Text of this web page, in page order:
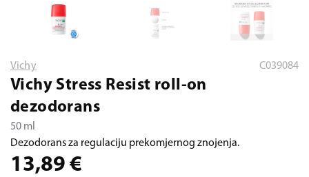
Vichy C039084
Vichy Stress Resist roll-on
dezodorans
50 ml
Dezodorans za regulaciju prekomjernog znojenja.
13,89 €